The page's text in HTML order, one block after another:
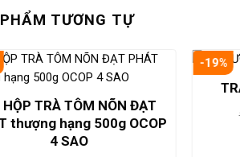
TƯƠNG TỰ
HỘP TRÀ TÔM NÕN ĐẠT
thượng hạng 500g OCOP
4 SAO
-19%